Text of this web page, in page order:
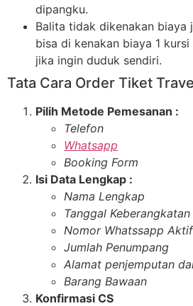
dipangku.
Balita tidak dikenakan biaya
bisa di kenakan biaya 1
jika ingin duduk sendiri.
Tata Cara Order Tiket
Pilih Metode Pemesanan :
Telefon
Whatsapp
Booking Form
Isi Data Lengkap :
Nama Lengkap
Tanggal Keberangkatan
Nomor Whatssapp Aktif
Jumlah Penumpang
Alamat penjemputan
Barang Bawaan
Konfirmasi CS